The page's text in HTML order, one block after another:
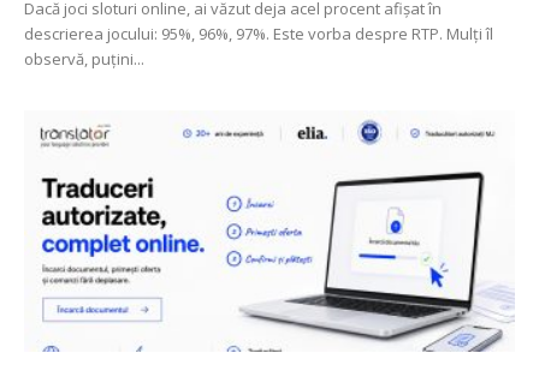
Dacă joci sloturi online, ai văzut deja acel procent afișat în
descrierea jocului: 95%, 96%, 97%. Este vorba despre RTP. Mulți îl
observă, puțini...